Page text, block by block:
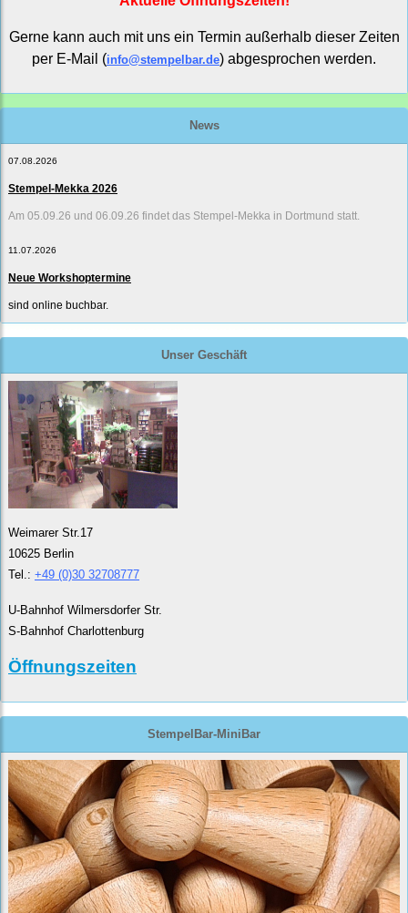
Gerne kann auch mit uns ein Termin außerhalb dieser Zeiten
per E-Mail (info@stempelbar.de) abgesprochen werden.
News
07.08.2026
Stempel-Mekka 2026
Am 05.09.26 und 06.09.26 findet das Stempel-Mekka in Dortmund statt.
11.07.2026
Neue Workshoptermine
sind online buchbar.
Unser Geschäft
Weimarer Str.17
10625 Berlin
Tel.: +49 (0)30 32708777
U-Bahnhof Wilmersdorfer Str.
S-Bahnhof Charlottenburg
Öffnungszeiten
StempelBar-MiniBar